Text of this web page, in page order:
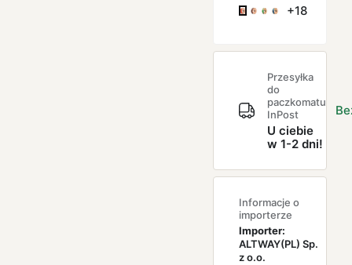
+18
Przesyłka
do
paczkomatu
InPost
U ciebie
w 1-2 dni!
Informacje o
importerze
Importer:
ALTWAY(PL) Sp.
z o.o.